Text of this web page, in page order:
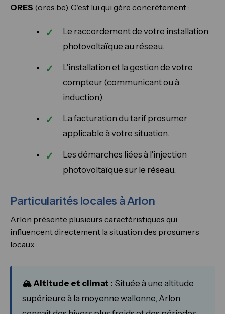
ORES (ores.be). C'est lui qui gère concrètement :
Le raccordement de votre installation
photovoltaïque au réseau.
L'installation et la gestion de votre
compteur (communicant ou à
induction).
La facturation du tarif prosumer
applicable à votre situation.
Les démarches liées à l'injection
photovoltaïque sur le réseau.
Particularités locales à Arlon
Arlon présente plusieurs caractéristiques qui
influencent directement la situation des prosumers
locaux :
🏔️ Altitude et climat : Située à une altitude
supérieure à la moyenne wallonne, Arlon